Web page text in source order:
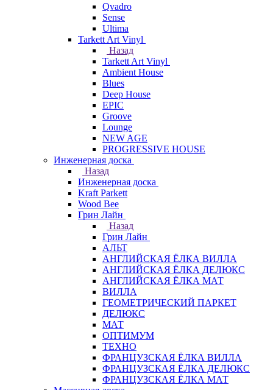
Qvadro
Sense
Ultima
Tarkett Art Vinyl
Назад
Tarkett Art Vinyl
Ambient House
Blues
Deep House
EPIC
Groove
Lounge
NEW AGE
PROGRESSIVE HOUSE
Инженерная доска
Назад
Инженерная доска
Kraft Parkett
Wood Bee
Грин Лайн
Назад
Грин Лайн
АЛЬТ
АНГЛИЙСКАЯ ЁЛКА ВИЛЛА
АНГЛИЙСКАЯ ЁЛКА ДЕЛЮКС
АНГЛИЙСКАЯ ЁЛКА МАТ
ВИЛЛА
ГЕОМЕТРИЧЕСКИЙ ПАРКЕТ
ДЕЛЮКС
МАТ
ОПТИМУМ
ТЕХНО
ФРАНЦУЗСКАЯ ЁЛКА ВИЛЛА
ФРАНЦУЗСКАЯ ЁЛКА ДЕЛЮКС
ФРАНЦУЗСКАЯ ЁЛКА МАТ